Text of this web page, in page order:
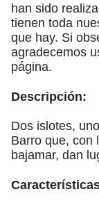
han sido
tienen toda
que hay. Si
agradecemos
página.
Descripción:
Dos islotes,
Barro que, con
bajamar, dan